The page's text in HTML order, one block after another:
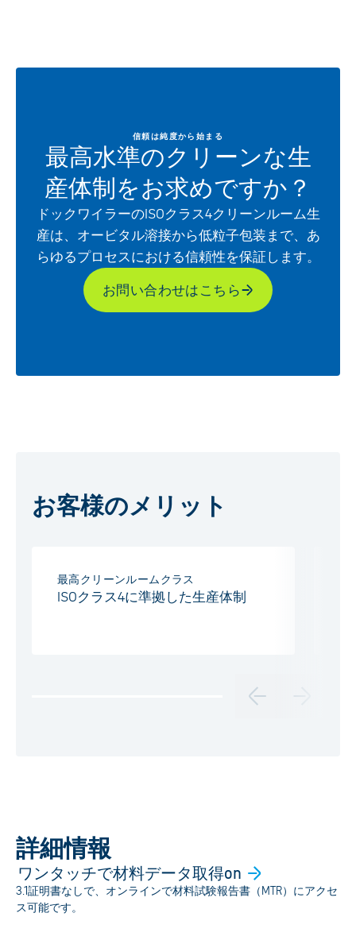
信頼は純度から始まる
最高水準のクリーンな生
産体制をお求めですか？
ドックワイラーのISOクラス4クリーンルーム生
産は、オービタル溶接から低粒子包装まで、あ
らゆるプロセスにおける信頼性を保証します。
お問い合わせはこちら
お客様のメリット
最高クリーンルームクラス
ISOクラス4に準拠した生産体制
詳細情報
ワンタッチで材料データ取得on
3.1証明書なしで、オンラインで材料試験報告書（MTR）にアクセ
ス可能です。